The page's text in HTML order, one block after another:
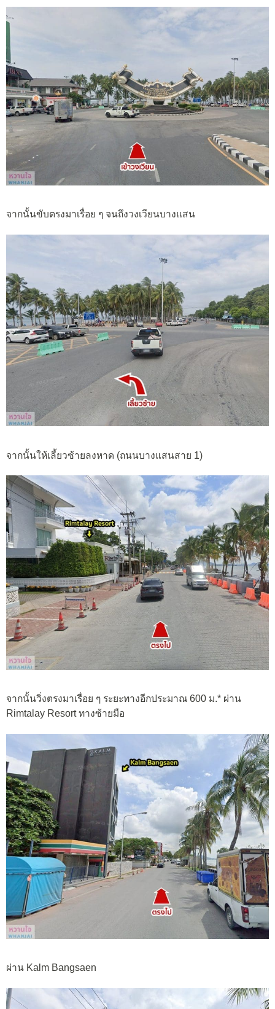
จากนั้นขับตรงมาเรื่อย ๆ จนถึงวงเวียนบางแสน
จากนั้นให้เลี้ยวซ้ายลงหาด (ถนนบางแสนสาย 1)
จากนั้นวิ่งตรงมาเรื่อย ๆ ระยะทางอีกประมาณ 600 ม.* ผ่าน
Rimtalay Resort ทางซ้ายมือ
ผ่าน Kalm Bangsaen